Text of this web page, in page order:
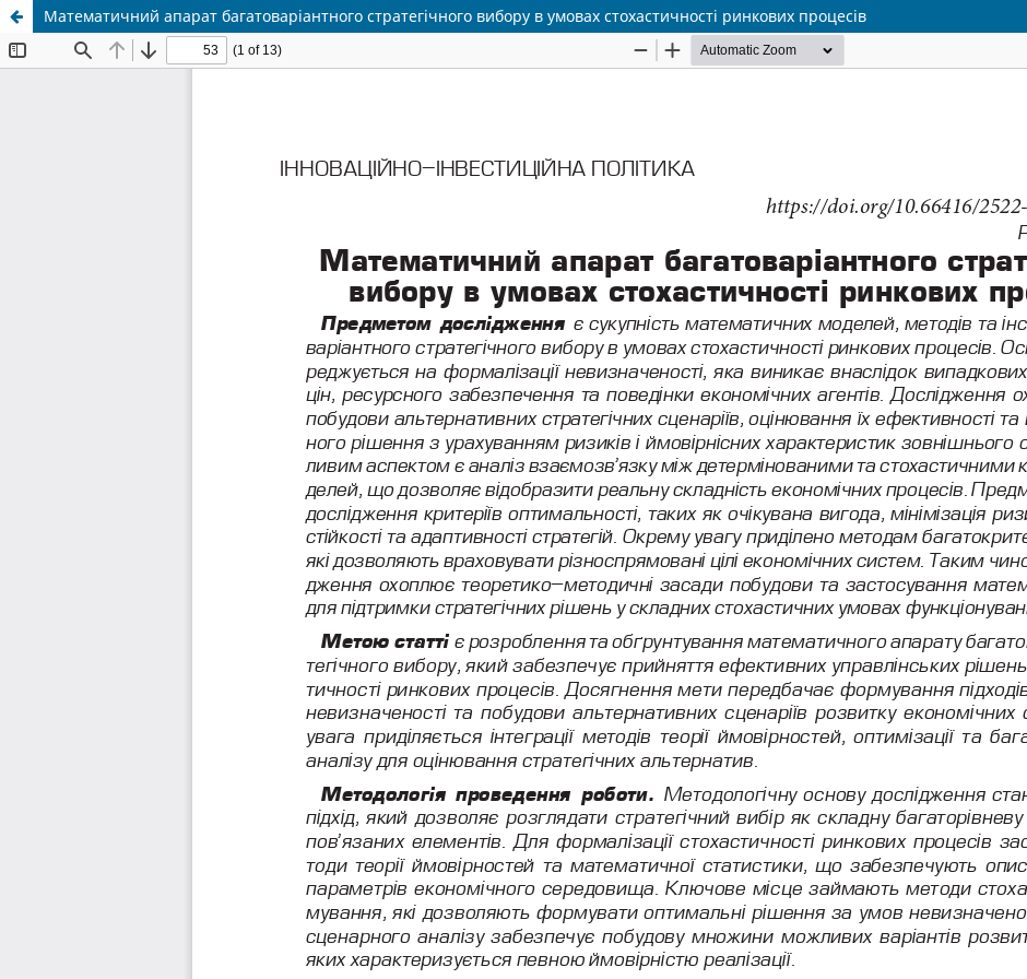
Математичний апарат багатоваріантного стратегічного вибору в умовах стохастичності ринкових процесів